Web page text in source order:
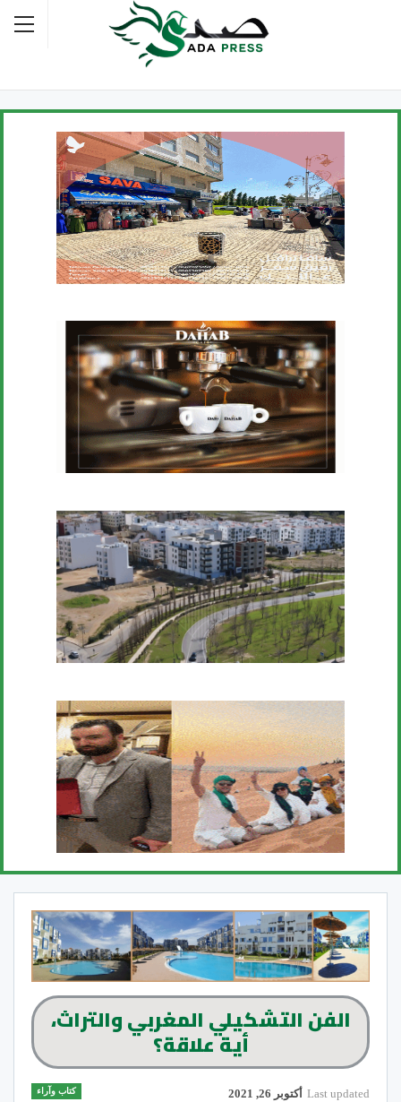
الفن التشكيلي المغربي والتراث،
أية علاقة؟
كتاب وآراء Last updated أكتوبر 26, 2021